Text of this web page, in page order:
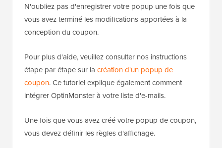
N'oubliez pas d'enregistrer votre popup une fois que
vous avez terminé les modifications apportées à la
conception du coupon.
Pour plus d'aide, veuillez consulter nos instructions
étape par étape sur la création d'un popup de
coupon. Ce tutoriel explique également comment
intégrer OptinMonster à votre liste d'e-mails.
Une fois que vous avez créé votre popup de coupon,
vous devez définir les règles d'affichage.